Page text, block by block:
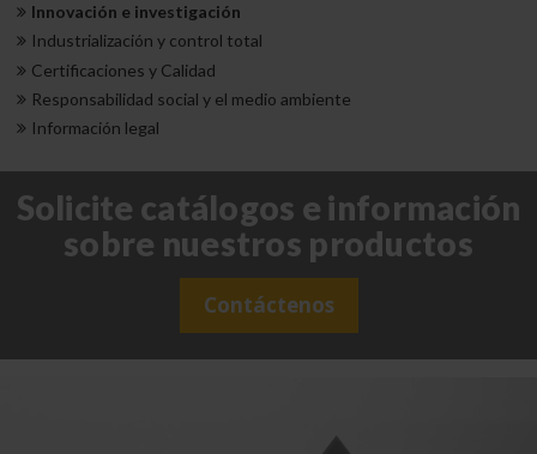
Innovación e investigación
Industrialización y control total
Certificaciones y Calidad
Responsabilidad social y el medio ambiente
Información legal
Solicite catálogos e información
sobre nuestros productos
Contáctenos